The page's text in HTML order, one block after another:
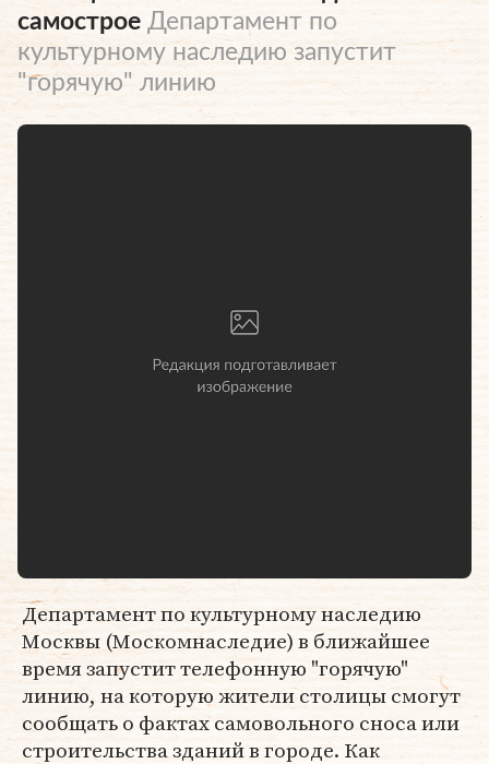
самострое Департамент по
культурному наследию запустит
"горячую" линию
Департамент по культурному наследию
Москвы (Москомнаследие) в ближайшее
время запустит телефонную "горячую"
линию, на которую жители столицы смогут
сообщать о фактах самовольного сноса или
строительства зданий в городе. Как